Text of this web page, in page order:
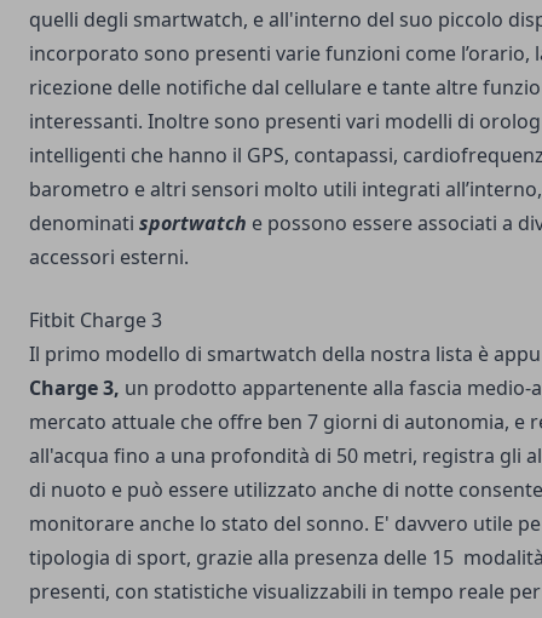
quelli degli smartwatch, e all'interno del suo piccolo
incorporato sono presenti varie funzioni come l’orario,
ricezione delle notifiche dal cellulare e tante altre
interessanti. Inoltre sono presenti vari modelli di
intelligenti che hanno il GPS, contapassi,
barometro e altri sensori molto utili integrati all’interno,
denominati sportwatch e possono essere associati a
accessori esterni.
Fitbit Charge 3
Il primo modello di smartwatch della nostra lista è
Charge 3, un prodotto appartenente alla fascia medio-
mercato attuale che offre ben 7 giorni di autonomia, e
all'acqua fino a una profondità di 50 metri, registra gli
di nuoto e può essere utilizzato anche di notte
monitorare anche lo stato del sonno. E' davvero utile
tipologia di sport, grazie alla presenza delle 15
presenti, con statistiche visualizzabili in tempo reale per